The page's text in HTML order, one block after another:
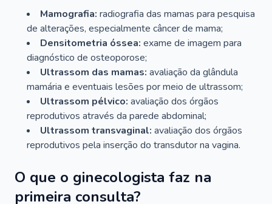
Mamografia: radiografia das mamas para pesquisa
de alterações, especialmente câncer de mama;
Densitometria óssea: exame de imagem para
diagnóstico de osteoporose;
Ultrassom das mamas: avaliação da glândula
mamária e eventuais lesões por meio de ultrassom;
Ultrassom pélvico: avaliação dos órgãos
reprodutivos através da parede abdominal;
Ultrassom transvaginal: avaliação dos órgãos
reprodutivos pela inserção do transdutor na vagina.
O que o ginecologista faz na
primeira consulta?